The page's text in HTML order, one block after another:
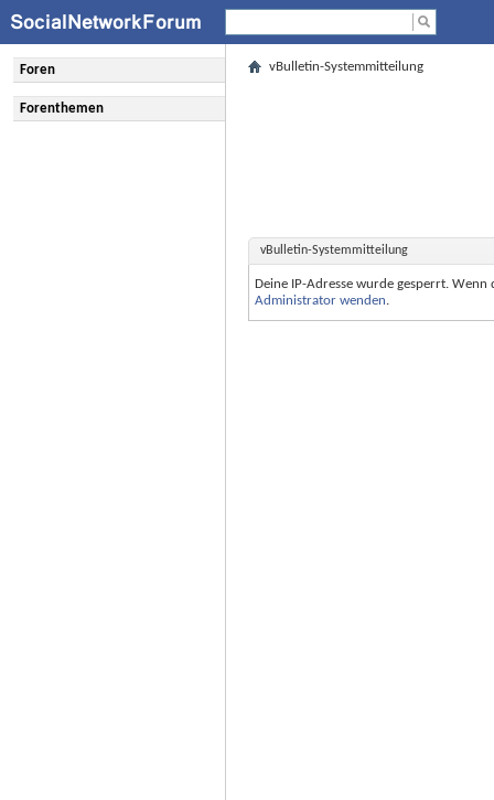
Foren
Forenthemen
vBulletin-Systemmitteilung
vBulletin-Systemmitteilung
Deine IP-Adresse wurde gesperrt.
Administrator wenden.